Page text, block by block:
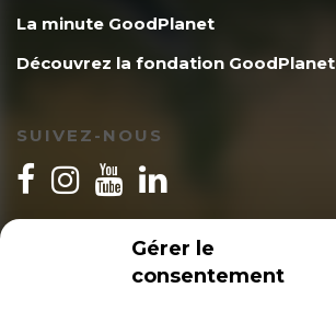
Gérer le
consentement
La minute GoodPlanet
Découvrez la fondation GoodPlanet
SUIVEZ-NOUS
INSCRIPTION NEWSLETTER